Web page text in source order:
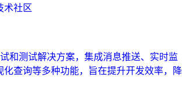
术社区
和测试解决方案，集成消息推送、实时监
化查询等多种功能，旨在提升开发效率，降